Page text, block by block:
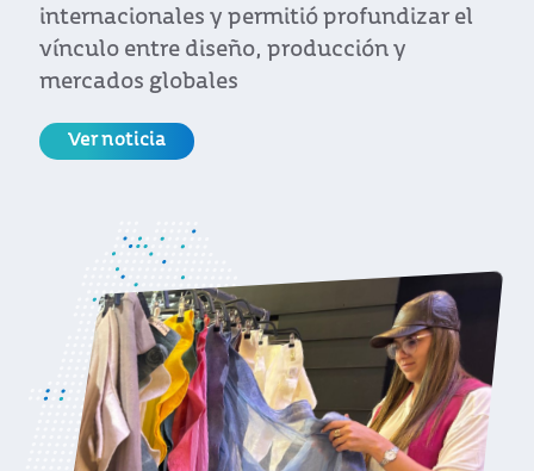
internacionales y permitió profundizar el
vínculo entre diseño, producción y
mercados globales
Ver noticia